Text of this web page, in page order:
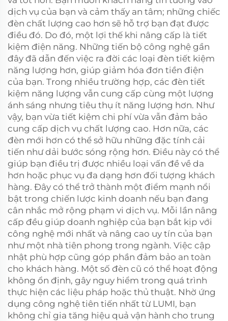
dịch vụ của bạn và cảm thấy an tâm; những chiếc
đèn chất lượng cao hơn sẽ hỗ trợ bạn đạt được
điều đó. Do đó, một lợi thế khi nâng cấp là tiết
kiệm điện năng. Những tiến bộ công nghệ gần
đây đã dẫn đến việc ra đời các loại đèn tiết kiệm
năng lượng hơn, giúp giảm hóa đơn tiền điện
của bạn. Trong nhiều trường hợp, các đèn tiết
kiệm năng lượng vẫn cung cấp cùng một lượng
ánh sáng nhưng tiêu thụ ít năng lượng hơn. Như
vậy, bạn vừa tiết kiệm chi phí vừa vẫn đảm bảo
cung cấp dịch vụ chất lượng cao. Hơn nữa, các
đèn mới hơn có thể sở hữu những đặc tính cải
tiến như dải bước sóng rộng hơn. Điều này có thể
giúp bạn điều trị được nhiều loại vấn đề về da
hơn hoặc phục vụ đa dạng hơn đối tượng khách
hàng. Đây có thể trở thành một điểm mạnh nổi
bật trong chiến lược kinh doanh nếu bạn đang
cân nhắc mở rộng phạm vi dịch vụ. Mỗi lần nâng
cấp đều giúp doanh nghiệp của bạn bắt kịp với
công nghệ mới nhất và nâng cao uy tín của bạn
như một nhà tiên phong trong ngành. Việc cập
nhật phù hợp cũng góp phần đảm bảo an toàn
cho khách hàng. Một số đèn cũ có thể hoạt động
không ổn định, gây nguy hiểm trong quá trình
thực hiện các liệu pháp hoặc thủ thuật. Nhờ ứng
dụng công nghệ tiên tiến nhất từ LUMI, bạn
không chỉ gia tăng hiệu quả vận hành cho trung